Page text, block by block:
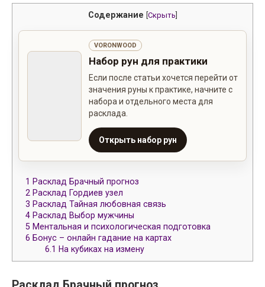
Содержание Скрыть
VORONWOOD
Набор рун для практики
Если после статьи хочется перейти от
значения руны к практике, начните с
набора и отдельного места для
расклада.
Открыть набор рун
1 Расклад Брачный прогноз
2 Расклад Гордиев узел
3 Расклад Тайная любовная связь
4 Расклад Выбор мужчины
5 Ментальная и психологическая подготовка
6 Бонус – онлайн гадание на картах
6.1 На кубиках на измену